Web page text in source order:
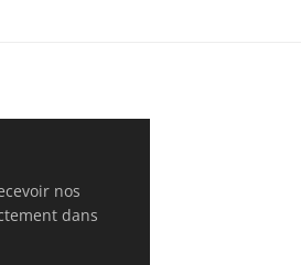
nos
dans